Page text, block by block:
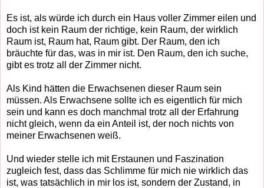
Es ist, als würde ich durch ein Haus voller Zimmer eilen und
doch ist kein Raum der richtige, kein Raum, der wirklich
Raum ist, Raum hat, Raum gibt. Der Raum, den ich
bräuchte für das, was in mir ist. Den Raum, den ich suche,
gibt es trotz all der Zimmer nicht.
Als Kind hätten die Erwachsenen dieser Raum sein
müssen. Als Erwachsene sollte ich es eigentlich für mich
sein und kann es doch manchmal trotz all der Erfahrung
nicht gleich, wenn da ein Anteil ist, der noch nichts von
meiner Erwachsenen weiß.
Und wieder stelle ich mit Erstaunen und Faszination
zugleich fest, dass das Schlimme für mich nie wirklich das
ist, was tatsächlich in mir los ist, sondern der Zustand, in